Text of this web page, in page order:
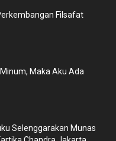
Filsafat
Maka Aku Ada
Selenggarakan Munas